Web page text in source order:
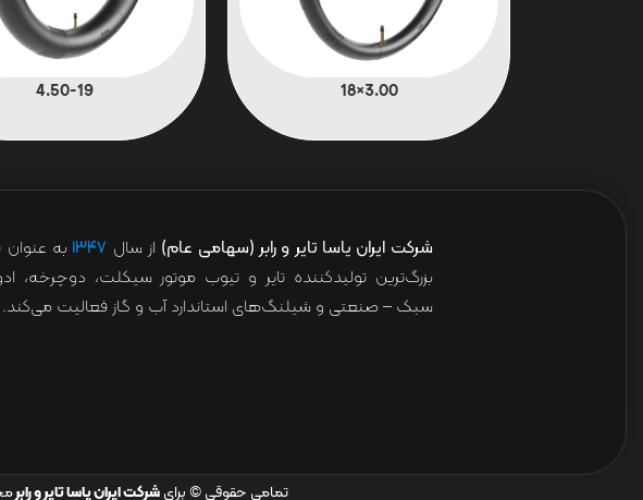
3.00×18
4.50-19
شرکت ایران یاسا تایر و رابر (سهامی عام) از سال ۱۳۴۷ به
بزرگ‌ترین تولیدکننده تایر و تیوب موتور سیکلت، دوچرخه،
سبک – صنعتی و شیلنگ‌های استاندارد آب و گاز فعالیت می‌کند.
تمامی حقوقی © برایشرکت ایران یاسا تایر و رابر